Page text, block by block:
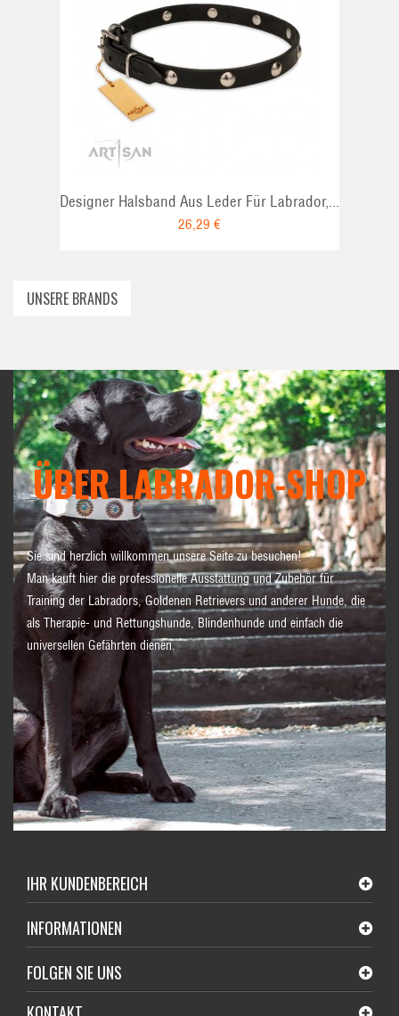
Designer Halsband Aus Leder Für Labrador,...
26,29 €
ADD TO CART
UNSERE BRANDS
ÜBER LABRADOR-SHOP
Sie sind herzlich willkommen unsere Seite zu besuchen!
Man kauft hier die professionelle Ausstattung und Zubehör für
Training der Labradors, Goldenen Retrievers und anderer Hunde, die
als Therapie- und Rettungshunde, Blindenhunde und einfach die
universellen Gefährten dienen.
IHR KUNDENBEREICH
INFORMATIONEN
FOLGEN SIE UNS